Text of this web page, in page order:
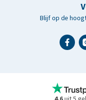
Blijf op de